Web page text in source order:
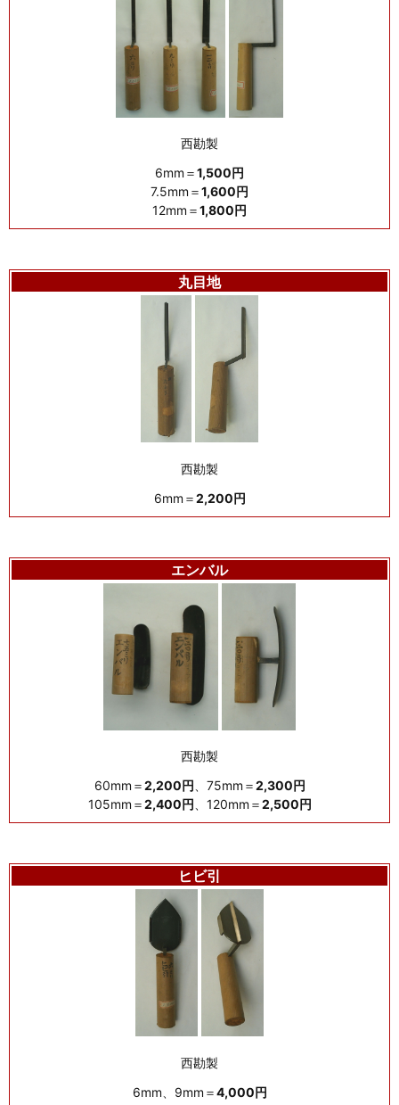
西勘製
6mm＝1,500円
7.5mm＝1,600円
12mm＝1,800円
丸目地
西勘製
6mm＝2,200円
エンバル
西勘製
60mm＝2,200円 、75mm＝2,300円
105mm＝2,400円 、120mm＝2,500円
ヒビ引
西勘製
6mm、9mm＝4,000円